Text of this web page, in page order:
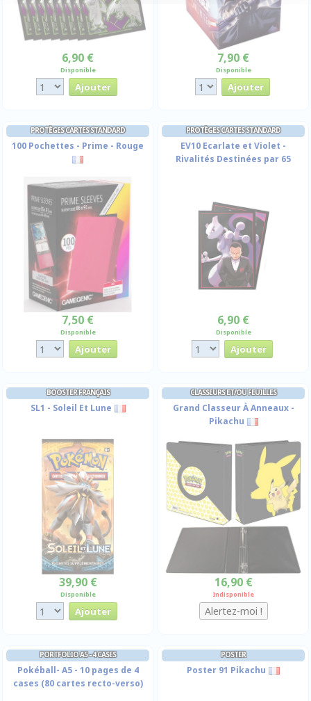
6,90 €
Disponible
7,90 €
Disponible
PROTÈGES CARTES STANDARD
100 Pochettes - Prime - Rouge
7,50 €
Disponible
PROTÈGES CARTES STANDARD
EV10 Ecarlate et Violet -
Rivalités Destinées par 65
6,90 €
Disponible
BOOSTER FRANÇAIS
SL1 - Soleil Et Lune
39,90 €
Disponible
CLASSEURS ET/OU FEUILLES
Grand Classeur À Anneaux -
Pikachu
16,90 €
Indisponible
PORTFOLIO A5 - 4 CASES
Pokéball- A5 - 10 pages de 4
cases (80 cartes recto-verso)
POSTER
Poster 91 Pikachu